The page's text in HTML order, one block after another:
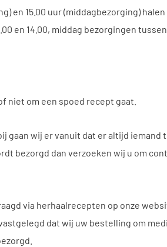
en 15.00 uur (middagbezorging)
en 14.00, middag bezorgingen tussen
niet om een spoed recept gaat.
wij er vanuit dat er altijd iemand
bezorgd dan verzoeken wij u om
via herhaalrecepten op onze
dat wij uw bestelling om